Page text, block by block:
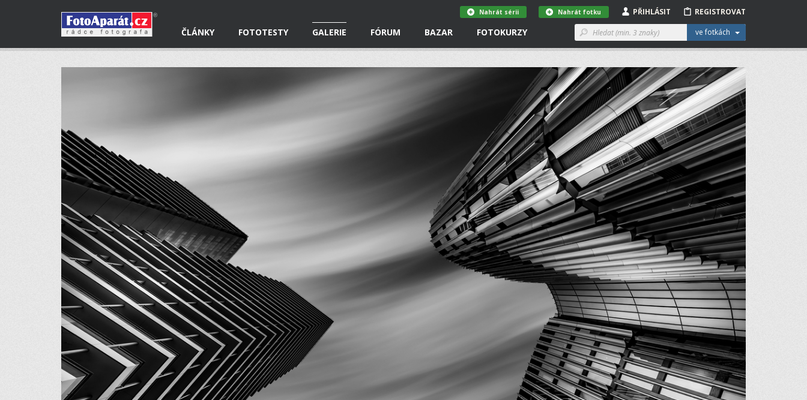
ČLÁNKY FOTOTESTY GALERIE FÓRUM BAZAR FOTOKURZY ve fotkách
REGISTROVAT
PŘIHLÁSIT
Nahrát fotku
Nahrát sérii